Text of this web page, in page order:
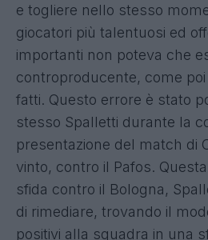
e togliere nello stesso
giocatori più talentuosi ed
importanti non poteva che
controproducente, come
fatti. Questo errore è stato
stesso Spalletti durante la
presentazione del match di
vinto, contro il Pafos.
sfida contro il Bologna,
di rimediare, trovando il
positivi alla squadra in una